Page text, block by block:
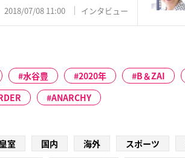
2018/07/08 11:00 インタビュー
水谷豊 2020年 B＆ZAI
ANARCHY
皇室 国内 海外 スポーツ